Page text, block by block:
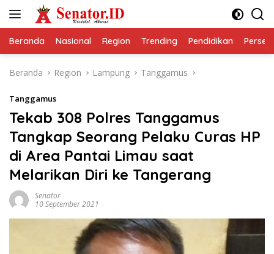
Beranda Nasional Region Trending Pendidikan
Beranda Region Lampung Tanggamus
Tanggamus
Tekab 308 Polres Tanggamus
Tangkap Seorang Pelaku Curas HP
di Area Pantai Limau saat
Melarikan Diri ke Tangerang
Senator
10 September 2021